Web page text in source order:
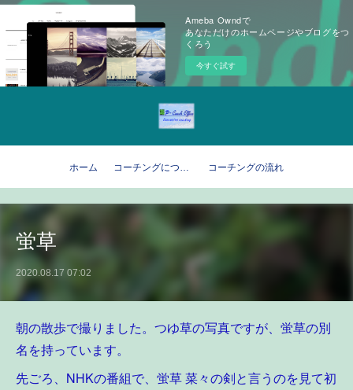
Ameba Owndで
あなただけのホームページやブログをつ
くろう
今すぐ試す
ホーム コーチングについて コーチングの流れ
蛍草
2020.08.17 07:02
朝の散歩で撮りました。つゆ草の写真ですが、蛍草の別
名を持っています。
先ごろ、NHKの番組で、蛍草 菜々の剣と言うのを見て初